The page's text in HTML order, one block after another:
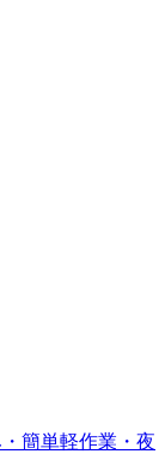
簡単軽作業・夜